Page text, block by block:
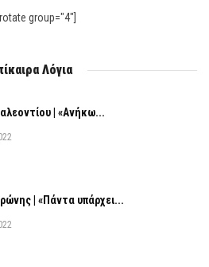
group="4"]
Λόγια
| «Ανήκω...
| «Πάντα υπάρχει...